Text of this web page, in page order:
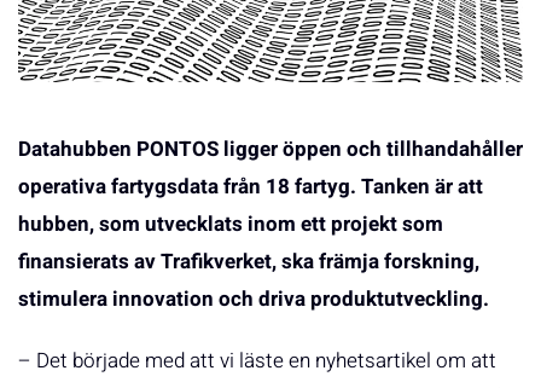
Datahubben PONTOS ligger öppen och tillhandahåller
operativa fartygsdata från 18 fartyg. Tanken är att
hubben, som utvecklats inom ett projekt som
finansierats av Trafikverket, ska främja forskning,
stimulera innovation och driva produktutveckling.
– Det började med att vi läste en nyhetsartikel om att